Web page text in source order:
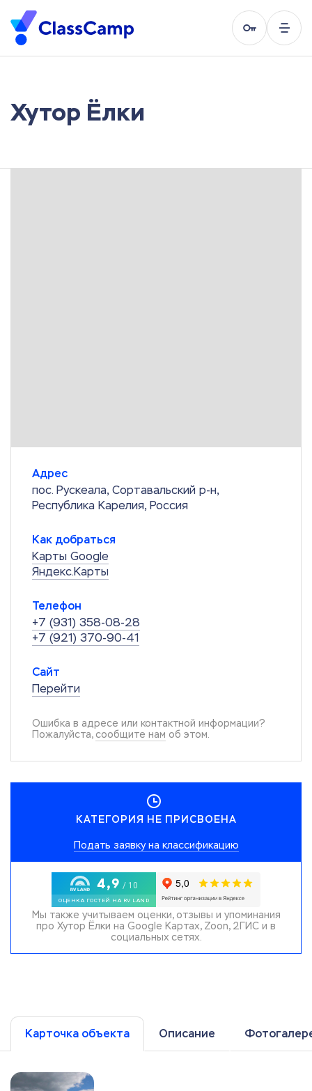
Хутор Ёлки
Адрес
пос. Рускеала, Сортавальский р-н,
Республика Карелия, Россия
Как добраться
Карты Google
Яндекс.Карты
Телефон
+7 (931) 358-08-28
+7 (921) 370-90-41
Сайт
Перейти
Ошибка в адресе или контактной информации?
Пожалуйста, сообщите нам об этом.
КАТЕГОРИЯ НЕ ПРИСВОЕНА
Подать заявку на классификацию
Мы также учитываем оценки, отзывы и упоминания
про Хутор Ёлки на Google Картах, Zoon, 2ГИС и в
социальных сетях.
Карточка объекта Описание